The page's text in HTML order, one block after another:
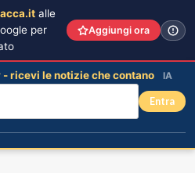
alle
per
Aggiungi ora
ricevi le notizie che contano IA
Entra